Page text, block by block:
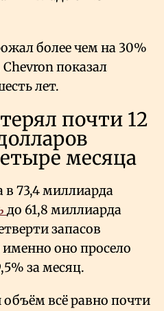
более чем на 30%
показал
лет.
почти 12
месяца
в 73,4 миллиарда
до 61,8 миллиарда
запасов
именно оно просело
за месяц.
всё равно почти